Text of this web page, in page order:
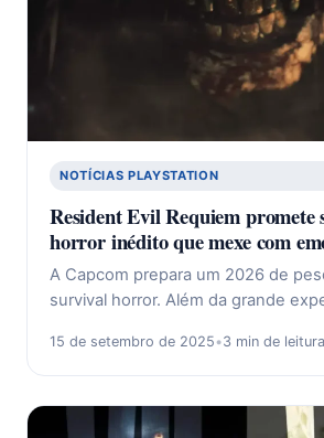
NOTÍCIAS PLAYSTATION
Resident Evil Requiem promete
horror inédito que mexe com
A Capcom prepara um 2026 de
survival horror. Além da grande
15 de setembro de 2025•3 min de leitura